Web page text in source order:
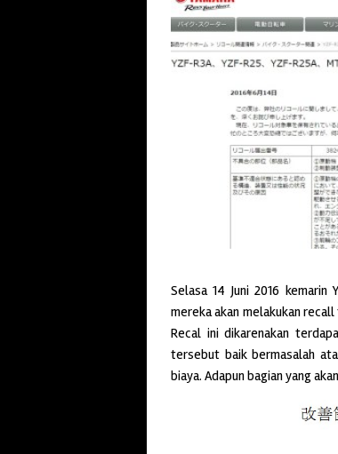
Selasa 14 Juni 2016 kemarin
mereka akan melakukan recall
Recal ini dikarenakan
tersebut baik bermasalah
biaya. Adapun bagian yang